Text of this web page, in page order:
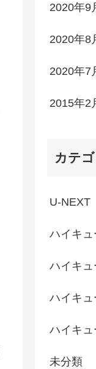
2020年9
2020年8
2020年7
2015年2
カテ
U-NEXT
ハイキュ
ハイキ
ハイキ
ハイキ
未分類